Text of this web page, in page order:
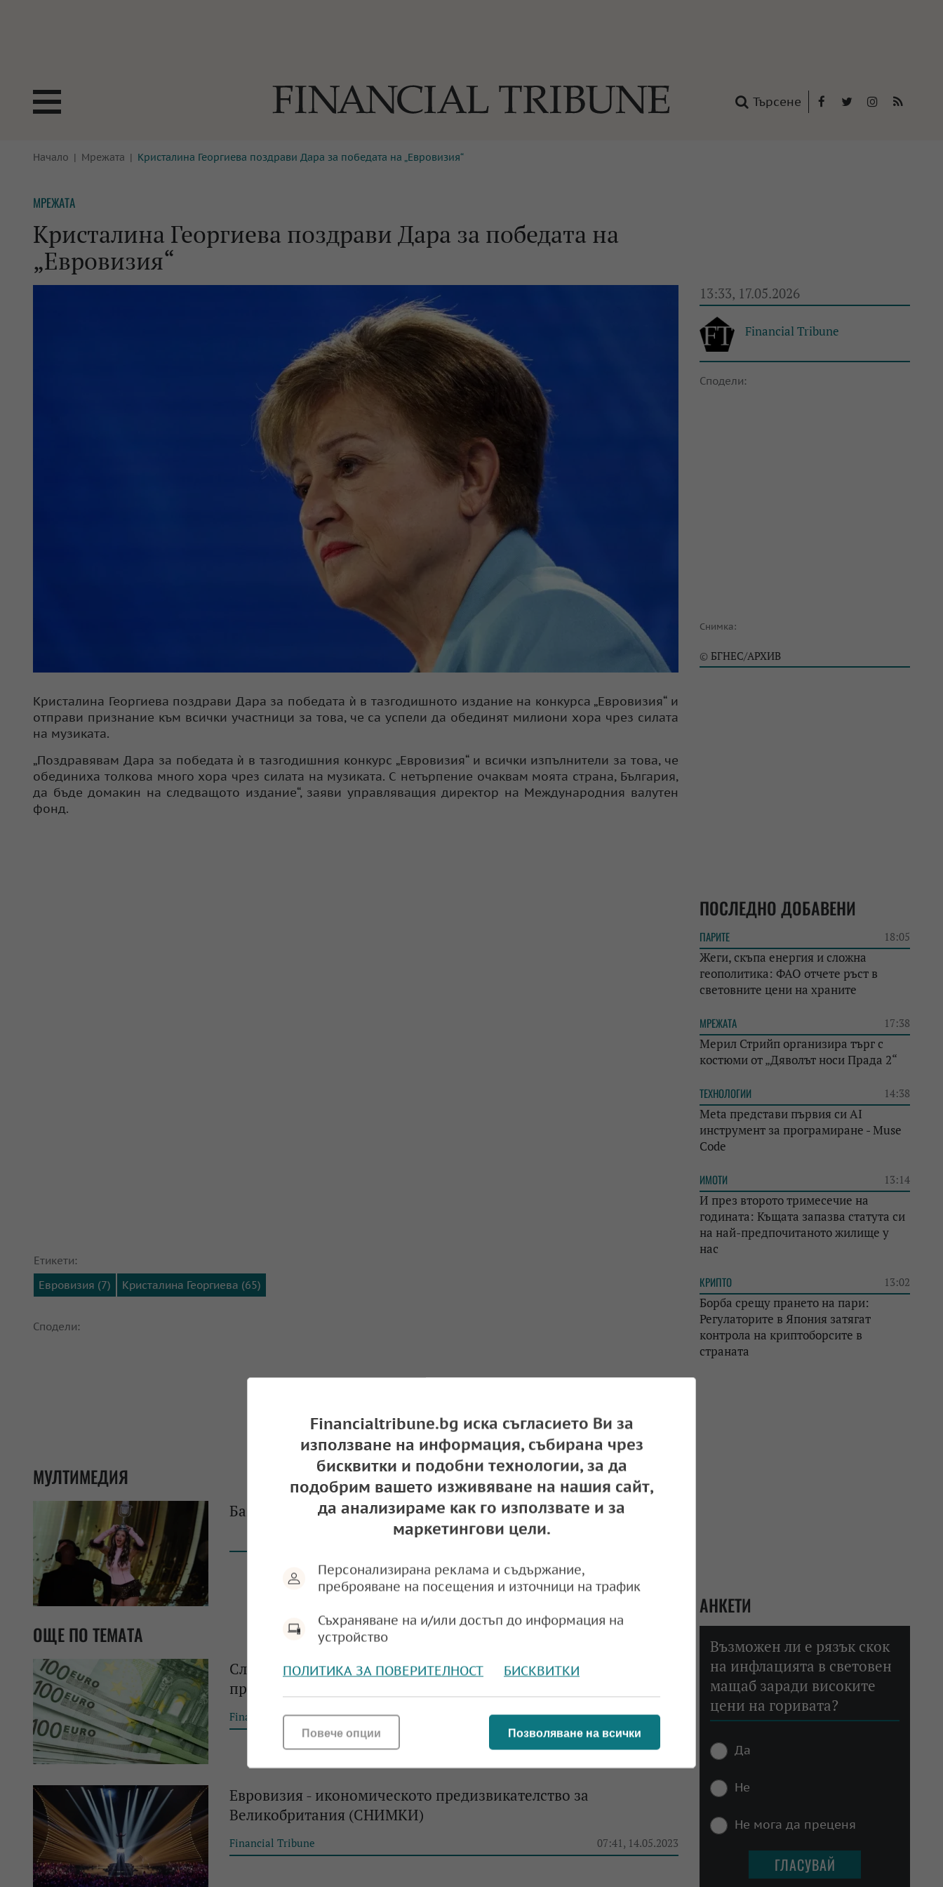
Търсене
БОРСИ
КРИПТО
БАНКИ
ПАРИТЕ
ЗАСТРАХОВАНЕ
ТЕХНОЛОГИИ
ИМОТИ
АВТОМОБИЛИ
Начало Мрежата Кристалина Георгиева поздрави Дара за победата на „Евровизия“
МРЕЖАТА
Кристалина Георгиева поздрави Дара за победата на
„Евровизия“
13:33, 17.05.2026
Financial Tribune
Сподели:
Снимка:
© БГНЕС/АРХИВ
Кристалина Георгиева поздрави Дара за победата ѝ в тазгодишното издание на конкурса „Евровизия“ и
отправи признание към всички участници за това, че са успели да обединят милиони хора чрез силата
на музиката.
„Поздравявам Дара за победата ѝ в тазгодишния конкурс „Евровизия“ и всички изпълнители за това, че
обединиха толкова много хора чрез силата на музиката. С нетърпение очаквам моята страна, България,
да бъде домакин на следващото издание“, заяви управляващия директор на Международния валутен
фонд.
Етикети:
Евровизия (7)
Кристалина Георгиева (65)
Сподели:
МУЛТИМЕДИЯ
Бангаранга! DARA спечели Евровизия
ОЩЕ ПО ТЕМАТА
След референдум: Базел отделя близо 40 млн. евро за
провеждането на „Евровизия“
Financial Tribune 09:14, 25.11.2024
Евровизия - икономическото предизвикателство за
Великобритания (СНИМКИ)
Financial Tribune 07:41, 14.05.2023
ПОСЛЕДНО ДОБАВЕНИ
ПАРИТЕ 18:05
Жеги, скъпа енергия и сложна
геополитика: ФАО отчете ръст в
световните цени на храните
МРЕЖАТА 17:38
Мерил Стрийп организира търг с
костюми от „Дяволът носи Прада 2“
ТЕХНОЛОГИИ 14:38
Meta представи първия си AI
инструмент за програмиране - Muse
Code
ИМОТИ 13:14
И през второто тримесечие на
годината: Къщата запазва статута си
на най-предпочитаното жилище у
нас
КРИПТО 13:02
Борба срещу прането на пари:
Регулаторите в Япония затягат
контрола на криптоборсите в
страната
АНКЕТИ
Възможен ли е рязък скок
на инфлацията в световен
мащаб заради високите
цени на горивата?
Да
Не
Не мога да преценя
Financialtribune.bg иска съгласието Ви за
използване на информация, събирана чрез
бисквитки и подобни технологии, за да
подобрим вашето изживяване на нашия сайт,
да анализираме как го използвате и за
маркетингови цели.
Персонализирана реклама и съдържание,
преброяване на посещения и източници на трафик
Съхраняване на и/или достъп до информация на
устройство
ПОЛИТИКА ЗА ПОВЕРИТЕЛНОСТ БИСКВИТКИ
Позволяване на всички
Повече опции